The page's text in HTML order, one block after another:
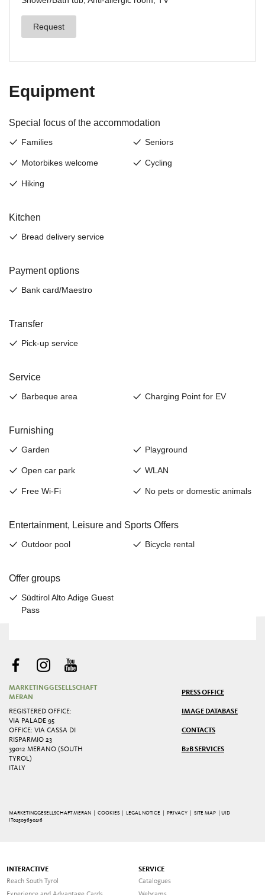
MARKETINGGESELLSCHAFT
MERAN
REGISTERED OFFICE:
VIA PALADE 95
OFFICE: VIA CASSA DI
RISPARMIO 23
39012 MERANO (SOUTH
TYROL)
ITALY
PRESS OFFICE
IMAGE DATABASE
CONTACTS
B2B SERVICES
MARKETINGGESELLSCHAFT MERAN | COOKIES |LEGAL NOTICE |PRIVACY |SITE MAP
| UID
IT02509690216
INTERACTIVE
Reach South Tyrol
SERVICE
Catalogues